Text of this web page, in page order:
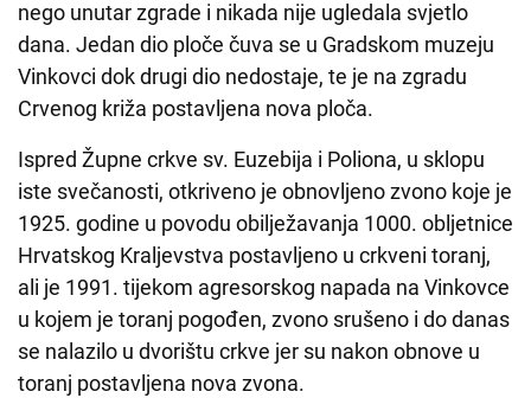
nego unutar zgrade i nikada nije ugledala svjetlo
dana. Jedan dio ploče čuva se u Gradskom muzeju
Vinkovci dok drugi dio nedostaje, te je na zgradu
Crvenog križa postavljena nova ploča.
Ispred Župne crkve sv. Euzebija i Poliona, u sklopu
iste svečanosti, otkriveno je obnovljeno zvono koje je
1925. godine u povodu obilježavanja 1000. obljetnice
Hrvatskog Kraljevstva postavljeno u crkveni toranj,
ali je 1991. tijekom agresorskog napada na Vinkovce
u kojem je toranj pogođen, zvono srušeno i do danas
se nalazilo u dvorištu crkve jer su nakon obnove u
toranj postavljena nova zvona.